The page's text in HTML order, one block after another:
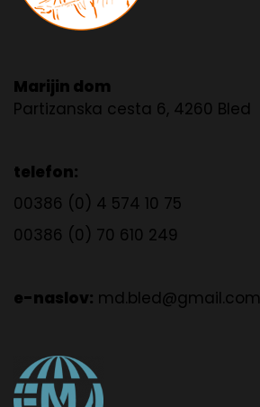
Marijin dom
Partizanska cesta 6, 4260 Bled
telefon:
00386 (0) 4 574 10 75
00386 (0) 70 610 249
e-naslov: md.bled@gmail.com